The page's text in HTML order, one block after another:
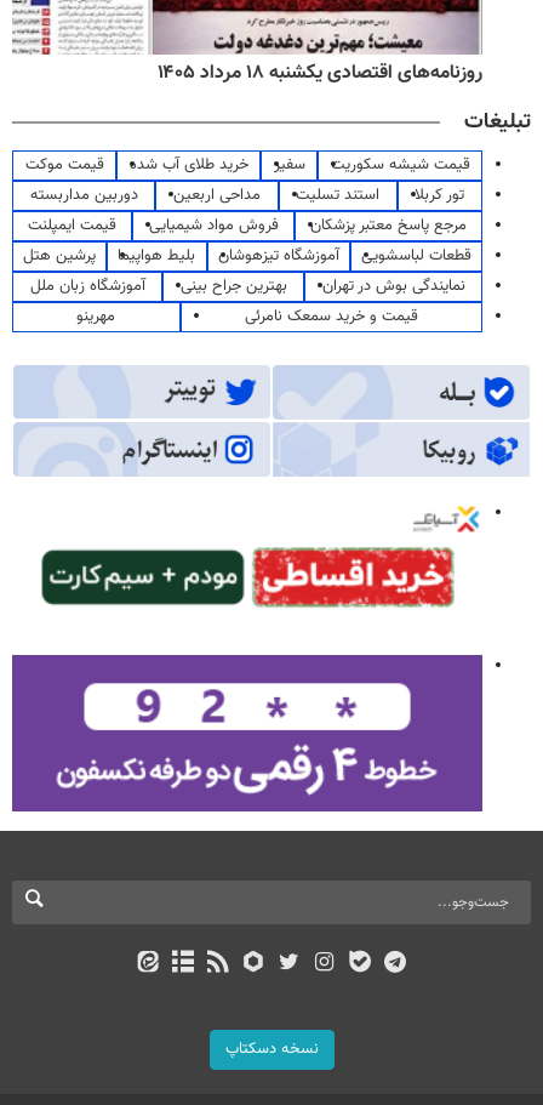
روزنامه‌های اقتصادی یکشنبه ۱۸ مرداد ۱۴۰۵
تبلیغات
قیمت شیشه سکوریت سفیر خرید طلای آب شده
قیمت موکت
تور کربلا
استند تسلیت مداحی اربعین
دوربین مداربسته
مرجع پاسخ معتبر پزشکان
فروش مواد شیمیایی
قیمت ایمپلنت
قطعات لباسشویی
آموزشگاه تیزهوشان بلیط هواپیما
پرشین هتل
نمایندگی بوش در تهران
بهترین جراح بینی
آموزشگاه زبان ملل
قیمت و خرید سمعک نامرئی
مهرینو
نسخه دسکتاپ